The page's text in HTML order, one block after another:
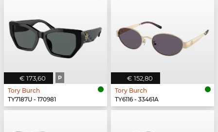
€ 173,60 P
Tory Burch
TY7187U - 170981
€ 152,80
Tory Burch
TY6116 - 33461A